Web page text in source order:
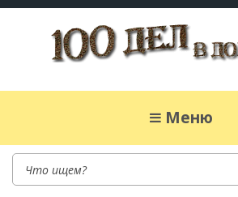
простые рецепты.Меню